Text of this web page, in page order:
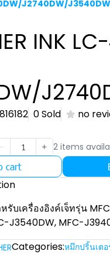
J2740DW/
INK
0 Sold no
2 items
cart
รับเครื่องอิงค์เจ็ทรุ่น
J3540DW, MFC-
Categories:หมึกปริ้นเต